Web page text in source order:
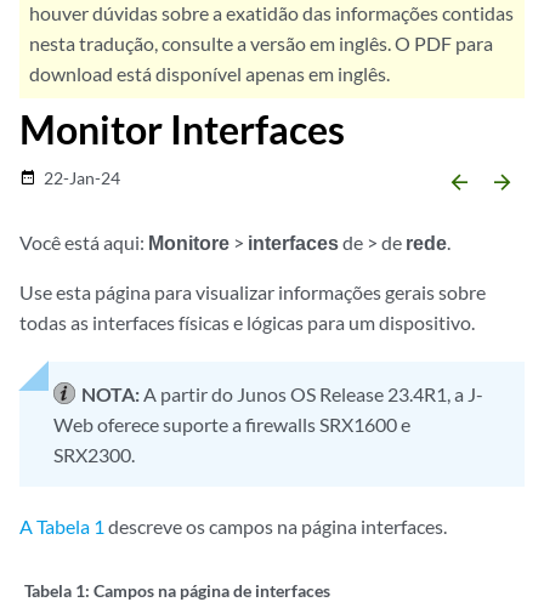
houver dúvidas sobre a exatidão das informações contidas
nesta tradução, consulte a versão em inglês. O PDF para
download está disponível apenas em inglês.
Monitor Interfaces
date_range 22-Jan-24 arrow_backward arrow_forward
Você está aqui: Monitore > interfacesde > de rede.
Use esta página para visualizar informações gerais sobre
todas as interfaces físicas e lógicas para um dispositivo.
NOTA:A partir do Junos OS Release 23.4R1, a J-
Web oferece suporte a firewalls SRX1600 e
SRX2300.
A Tabela 1 descreve os campos na página interfaces.
Tabela 1: Campos na página de interfaces